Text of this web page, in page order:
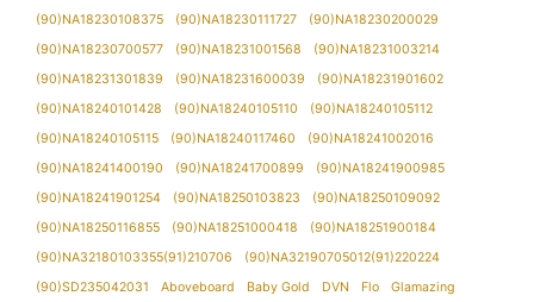
(90)NA18230108375
(90)NA18230111727
(90)NA18230200029
(90)NA18230700577
(90)NA18231001568
(90)NA18231003214
(90)NA18231301839
(90)NA18231600039
(90)NA18231901602
(90)NA18240101428
(90)NA18240105110
(90)NA18240105112
(90)NA18240105115
(90)NA18240117460
(90)NA18241002016
(90)NA18241400190
(90)NA18241700899
(90)NA18241900985
(90)NA18241901254
(90)NA18250103823
(90)NA18250109092
(90)NA18250116855
(90)NA18251000418
(90)NA18251900184
(90)NA32180103355(91)210706
(90)NA32190705012(91)220224
(90)SD235042031
Aboveboard Baby Gold DVN Flo Glamazing